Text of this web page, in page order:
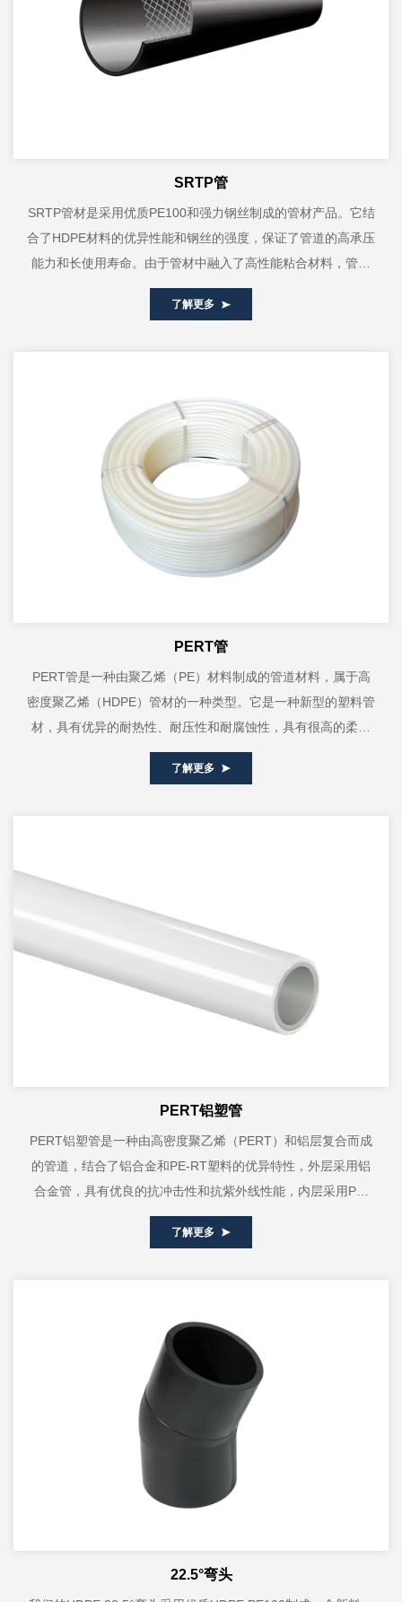
SRTP管
SRTP管材是采用优质PE100和强力钢丝制成的管材产品。它结
合了HDPE材料的优异性能和钢丝的强度，保证了管道的高承压
能力和长使用寿命。由于管材中融入了高性能粘合材料，管材
骨架增强件与内外塑料层深度...
了解更多
PERT管
PERT管是一种由聚乙烯（PE）材料制成的管道材料，属于高
密度聚乙烯（HDPE）管材的一种类型。它是一种新型的塑料管
材，具有优异的耐热性、耐压性和耐腐蚀性，具有很高的柔韧
度，易于弯曲和盘卷，弯曲半径小...
了解更多
PERT铝塑管
PERT铝塑管是一种由高密度聚乙烯（PERT）和铝层复合而成
的管道，结合了铝合金和PE-RT塑料的优异特性，外层采用铝
合金管，具有优良的抗冲击性和抗紫外线性能，内层采用PE-
RT塑料管，具有耐高温、耐...
了解更多
22.5°弯头